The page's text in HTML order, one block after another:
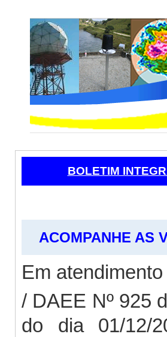
BOLETIM
ACOMPANHE AS
Em atendimento
/ DAEE Nº 925
do dia 01/12/